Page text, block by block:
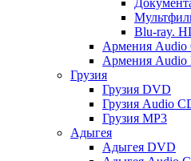
Blu-ray.
Армения Audio
Армения Audio
Грузия
Грузия DVD
Грузия Audio
Грузия MP3
Адыгея
Адыгея DVD